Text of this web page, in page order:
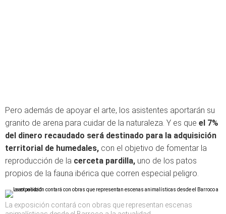
Pero además de apoyar el arte, los asistentes aportarán su
granito de arena para cuidar de la naturaleza. Y es que el 7%
del dinero recaudado será destinado para la adquisición
territorial de humedales, con el objetivo de fomentar la
reproducción de la cerceta pardilla, uno de los patos
propios de la fauna ibérica que corren especial peligro.
La exposición contará con obras que representan escenas